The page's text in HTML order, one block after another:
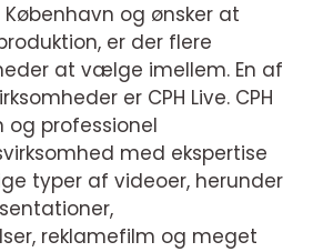
København og ønsker at
er der flere
at vælge imellem. En af
er CPH Live. CPH
og professionel
med ekspertise
typer af videoer, herunder
reklamefilm og meget